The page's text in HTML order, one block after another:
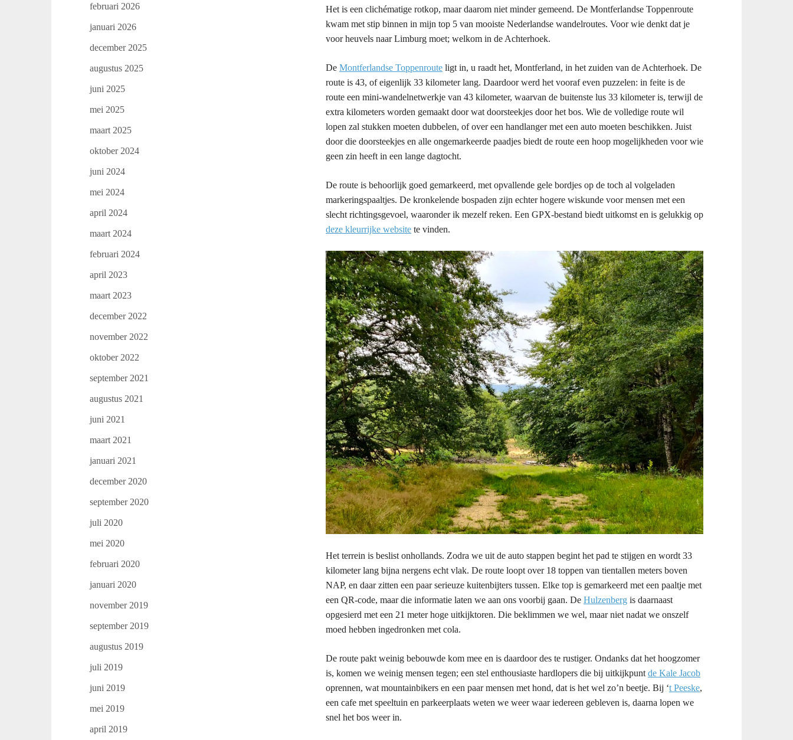
Het is een clichématige rotkop, maar daarom niet minder gemeend. De Montferlandse Toppenroute
kwam met stip binnen in mijn top 5 van mooiste Nederlandse wandelroutes. Voor wie denkt dat je
voor heuvels naar Limburg moet; welkom in de Achterhoek.
De Montferlandse Toppenroute ligt in, u raadt het, Montferland, in het zuiden van de Achterhoek. De
route is 43, of eigenlijk 33 kilometer lang. Daardoor werd het vooraf even puzzelen: in feite is de
route een mini-wandelnetwerkje van 43 kilometer, waarvan de buitenste lus 33 kilometer is, terwijl de
extra kilometers worden gemaakt door wat doorsteekjes door het bos. Wie de volledige route wil
lopen zal stukken moeten dubbelen, of over een handlanger met een auto moeten beschikken. Juist
door die doorsteekjes en alle ongemarkeerde paadjes biedt de route een hoop mogelijkheden voor wie
geen zin heeft in een lange dagtocht.
De route is behoorlijk goed gemarkeerd, met opvallende gele bordjes op de toch al volgeladen
markeringspaaltjes. De kronkelende bospaden zijn echter hogere wiskunde voor mensen met een
slecht richtingsgevoel, waaronder ik mezelf reken. Een GPX-bestand biedt uitkomst en is gelukkig op
deze kleurrijke website te vinden.
Het terrein is beslist onhollands. Zodra we uit de auto stappen begint het pad te stijgen en wordt 33
kilometer lang bijna nergens echt vlak. De route loopt over 18 toppen van tientallen meters boven
NAP, en daar zitten een paar serieuze kuitenbijters tussen. Elke top is gemarkeerd met een paaltje met
een QR-code, maar die informatie laten we aan ons voorbij gaan. De Hulzenberg is daarnaast
opgesierd met een 21 meter hoge uitkijktoren. Die beklimmen we wel, maar niet nadat we onszelf
moed hebben ingedronken met cola.
De route pakt weinig bebouwde kom mee en is daardoor des te rustiger. Ondanks dat het hoogzomer
is, komen we weinig mensen tegen; een stel enthousiaste hardlopers die bij uitkijkpunt de Kale Jacob
oprennen, wat mountainbikers en een paar mensen met hond, dat is het wel zo’n beetje. Bij ‘t Peeske,
een cafe met speeltuin en parkeerplaats weten we weer waar iedereen gebleven is, daarna lopen we
snel het bos weer in.
februari 2026
januari 2026
december 2025
augustus 2025
juni 2025
mei 2025
maart 2025
oktober 2024
juni 2024
mei 2024
april 2024
maart 2024
februari 2024
april 2023
maart 2023
december 2022
november 2022
oktober 2022
september 2021
augustus 2021
juni 2021
maart 2021
januari 2021
december 2020
september 2020
juli 2020
mei 2020
februari 2020
januari 2020
november 2019
september 2019
augustus 2019
juli 2019
juni 2019
mei 2019
april 2019